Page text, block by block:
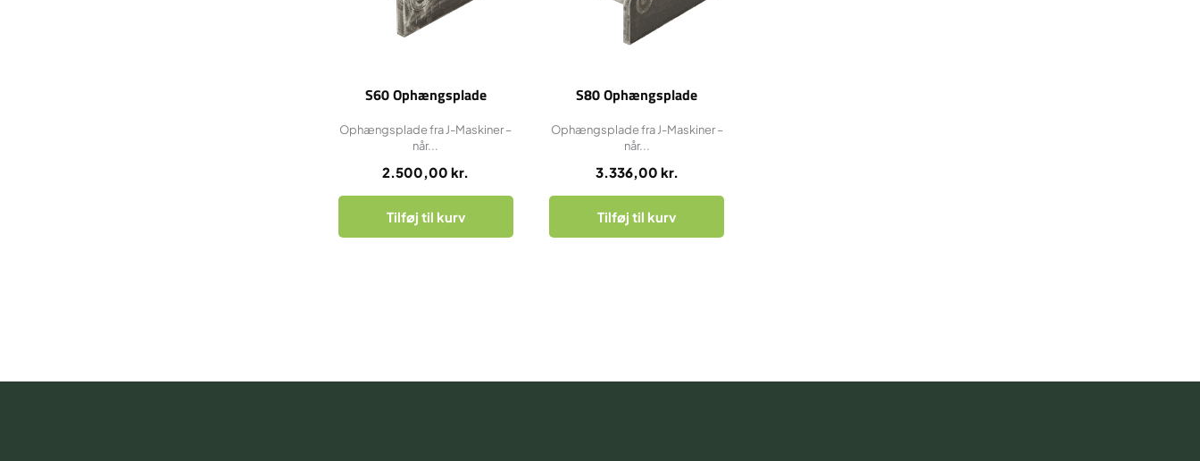
S60 Ophængsplade
2.500,00kr.
Ophængsplade fra J-Maskiner –
når...
Tilføj til kurv
S80 Ophængsplade
3.336,00 kr.
Ophængsplade fra J-Maskiner –
når...
Tilføj til kurv